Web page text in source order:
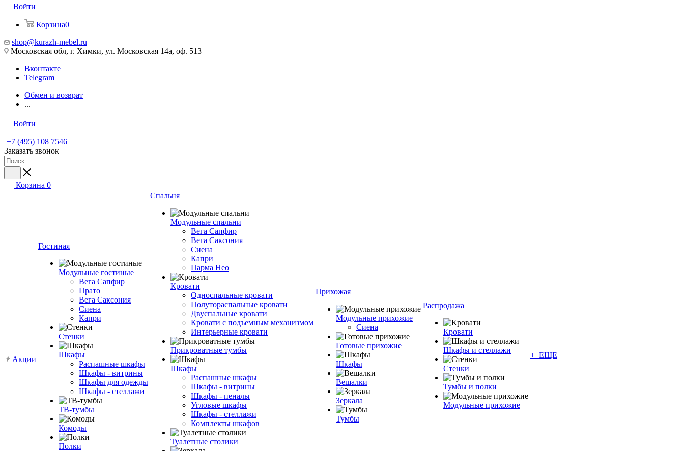
Войти
Корзина0
shop@kurazh-mebel.ru
Московская обл, г. Химки, ул. Московская 14а, оф. 513
Вконтакте
Telegram
Обмен и возврат
...
Войти
+7 (495) 108 7546
Заказать звонок
Корзина 0
Акции
Гостиная
Модульные гостиные
Вега Сапфир
Прато
Вега Саксония
Сиена
Капри
Стенки
Шкафы
Распашные шкафы
Шкафы - витрины
Шкафы для одежды
Шкафы - стеллажи
ТВ-тумбы
Комоды
Полки
Спальня
Модульные спальни
Вега Сапфир
Вега Саксония
Сиена
Капри
Парма Нео
Кровати
Односпальные кровати
Полутораспальные кровати
Двуспальные кровати
Кровати с подъемным механизмом
Интерьерные кровати
Прикроватные тумбы
Шкафы
Распашные шкафы
Шкафы - витрины
Шкафы - пеналы
Угловые шкафы
Шкафы - стеллажи
Комплекты шкафов
Туалетные столики
Прихожая
Модульные прихожие
Сиена
Готовые прихожие
Шкафы
Вешалки
Зеркала
Тумбы
Распродажа
Кровати
Шкафы и стеллажи
Стенки
Тумбы и полки
Модульные прихожие
+ ЕЩЕ